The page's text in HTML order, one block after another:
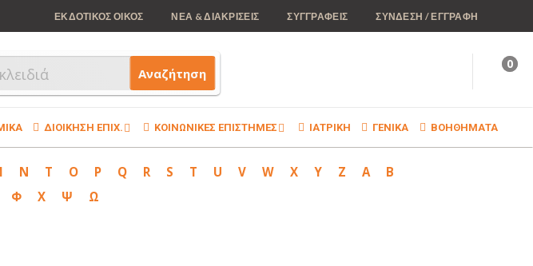
ΕΚΔΟΤΙΚΟΣ ΟΙΚΟΣ ΝΕΑ & ΔΙΑΚΡΙΣΕΙΣ ΣΥΓΓΡΑΦΕΙΣ ΣΥΝΔΕΣΗ / ΕΓΓΡΑΦΗ
Αναζήτηση
0
ΔΙΟΙΚΗΣΗ ΕΠΙΧ. ΚΟΙΝΩΝΙΚΕΣ ΕΠΙΣΤΗΜΕΣ ΙΑΤΡΙΚΗ ΓΕΝΙΚΑ ΒΟΗΘΗΜΑΤΑ
N T O P Q R S T U V W X Y Z Α
Β
Φ Χ Ψ Ω